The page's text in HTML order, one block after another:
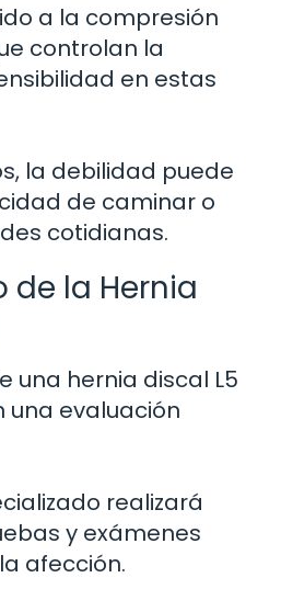
a la compresión
controlan la
en estas
la debilidad puede
de caminar o
cotidianas.
de la Hernia
una hernia discal L5
una evaluación
realizará
y exámenes
afección.